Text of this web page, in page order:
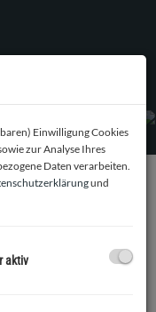
Zimmer Wohnung in
Einwilligung Cookies
zur Analyse Ihres
Daten verarbeiten.
und
aktiv